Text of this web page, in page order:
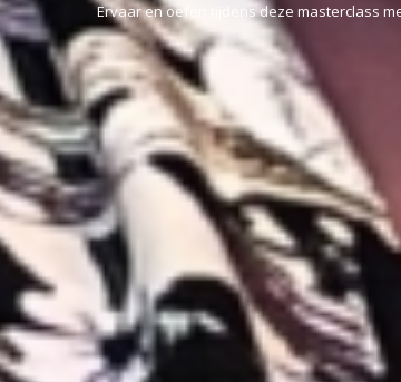
Ervaar en oefen tijdens deze masterclass